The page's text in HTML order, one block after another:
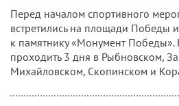
Перед началом спортивного
встретились на площади Победы
к памятнику «Монумент Победы».
проходить 3 дня в Рыбновском,
Михайловском, Скопинском и